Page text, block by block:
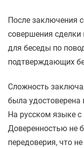
После заключения
совершения
для беседы по
подтверждающих
Сложность
была
На русском языке
Доверенностью не
передоверия, что